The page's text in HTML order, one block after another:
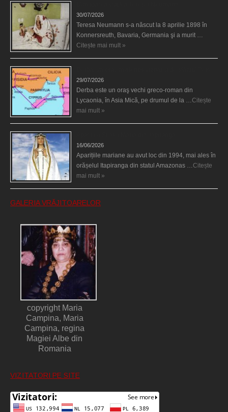
30/07/2026
Teresa Neumann s-a născut la 8 aprilie 1898 în
Konnersreuth, Bavaria, Germania şi a murit …
Citește mai mult »
29/07/2026
Derba este un oraş vechi greco-roman din
Lycaonia, în Asia Mică, pe drumul de la …Citește
mai mult »
16/06/2026
Aparițiile mariane au avut loc din 1994, mai ales în
orășelul Itapiranga din statul Amazonas …Citește
mai mult »
GALERIA VRĂJITOARELOR
copyright Maria
Campina, Maria
Campina, regina
Magiei Albe din
Romania
VIZITATORI PE SITE